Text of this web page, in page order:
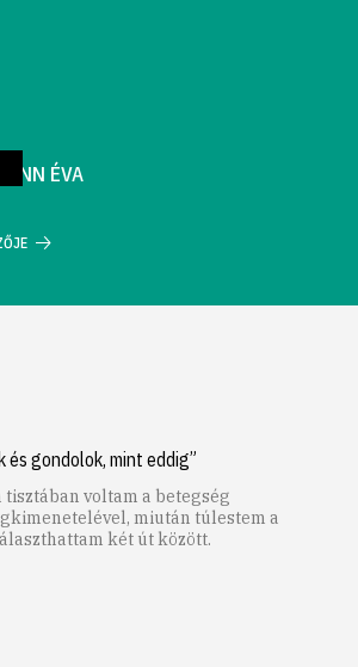
ÉVA
és gondolok, mint eddig”
voltam a betegség
miután túlestem a
két út között.